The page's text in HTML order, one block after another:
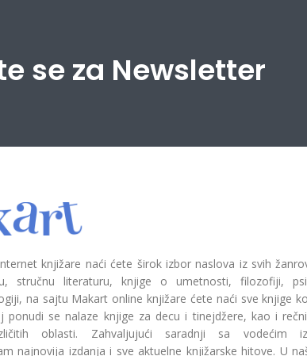
se za Newsletter
knjižare naći ćete širok izbor naslova iz svih
stručnu literaturu, knjige o umetnosti, filozofiji,
na sajtu Makart online knjižare ćete naći sve knjige
ponudi se nalaze knjige za decu i tinejdžere, kao i
oblasti. Zahvaljujući saradnji sa vodećim
najnovija izdanja i sve aktuelne knjižarske hitove. U